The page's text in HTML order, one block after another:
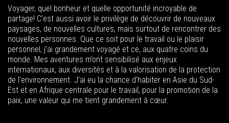
Voyager, quel bonheur et quelle opportunité incroyable de
partage! C’est aussi avoir le privilège de découvrir de nouveaux
paysages, de nouvelles cultures, mais surtout de rencontrer des
nouvelles personnes. Que ce soit pour le travail ou le plaisir
personnel, j’ai grandement voyagé et ce, aux quatre coins du
monde. Mes aventures m’ont sensibilisé aux enjeux
internationaux, aux diversités et à la valorisation de la protection
de l’environnement. J’ai eu la chance d’habiter en Asie du Sud-
Est et en Afrique centrale pour le travail, pour la promotion de la
paix, une valeur qui me tient grandement à cœur.